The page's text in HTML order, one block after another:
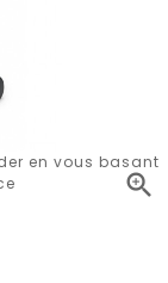

en vous basant